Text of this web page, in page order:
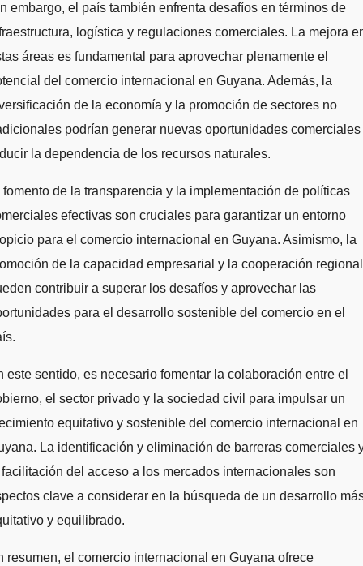
embargo, el país también enfrenta desafíos en términos de
logística y regulaciones comerciales. La mejora
áreas es fundamental para aprovechar plenamente el
del comercio internacional en Guyana. Además, la
de la economía y la promoción de sectores no
podrían generar nuevas oportunidades comerciales
la dependencia de los recursos naturales.
fomento de la transparencia y la implementación de políticas
efectivas son cruciales para garantizar un entorno
para el comercio internacional en Guyana. Asimismo, la
de la capacidad empresarial y la cooperación regional
contribuir a superar los desafíos y aprovechar las
para el desarrollo sostenible del comercio en el
este sentido, es necesario fomentar la colaboración entre el
el sector privado y la sociedad civil para impulsar un
equitativo y sostenible del comercio internacional en
La identificación y eliminación de barreras comerciales
del acceso a los mercados internacionales son
clave a considerar en la búsqueda de un desarrollo
y equilibrado.
resumen, el comercio internacional en Guyana ofrece